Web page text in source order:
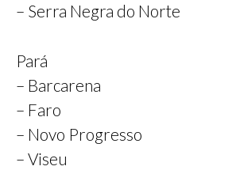
– Serra Negra do Norte
Pará
– Barcarena
– Faro
– Novo Progresso
– Viseu